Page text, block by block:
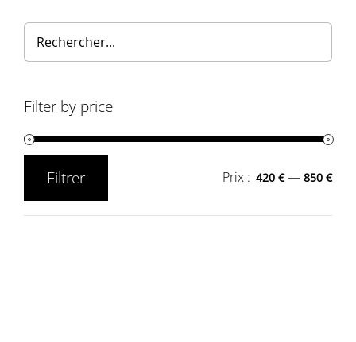
Filter by price
Filtrer Prix : 420 €—850 €